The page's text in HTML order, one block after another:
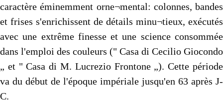
caractère éminemment orne¬mental: colonnes, bandes
et frises s'enrichissent de détails minu¬tieux, exécutés
avec une extrême finesse et une science consommée
dans l'emploi des couleurs (" Casa di Cecilio Giocondo
„ et " Casa di M. Lucrezio Frontone „). Cette période
va du début de l'époque impériale jusqu'en 63 après J-
C.